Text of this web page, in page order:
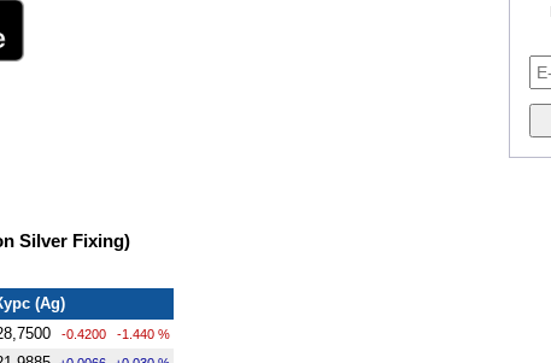
Silver Fixing)
(Ag)
-0.4200 -1.440 %